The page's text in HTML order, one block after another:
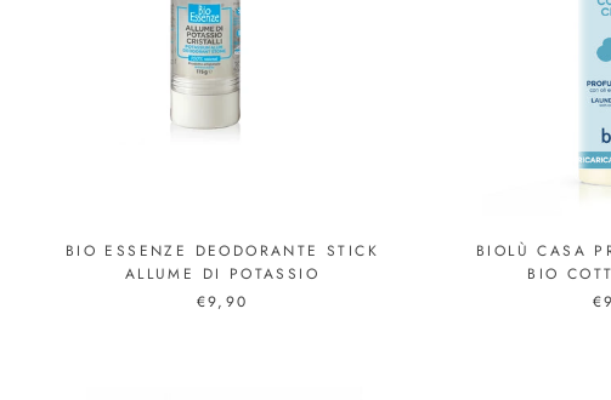
BIO ESSENZE DEODORANTE STICK
ALLUME DI POTASSIO
€9,90
BIOLÙ CASA
BIO